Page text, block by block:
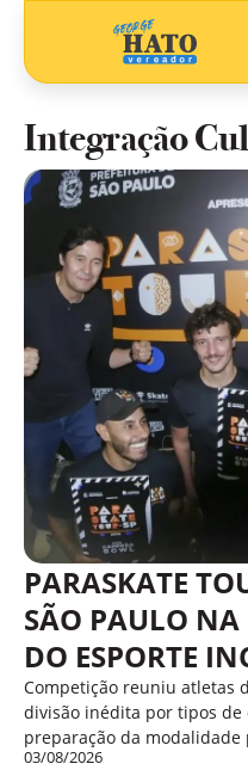
Integração
PARASKATE
SÃO PAULO NA
DO ESPORTE
Competição reuniu atletas
divisão inédita por tipos de
preparação da
03/08/2026